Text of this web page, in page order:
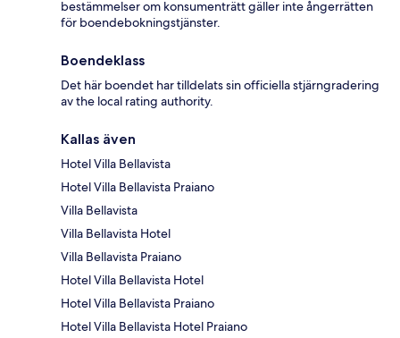
bestämmelser om konsumenträtt gäller inte ångerrätten
för boendebokningstjänster.
Boendeklass
Det här boendet har tilldelats sin officiella stjärngradering
av the local rating authority.
Kallas även
Hotel Villa Bellavista
Hotel Villa Bellavista Praiano
Villa Bellavista
Villa Bellavista Hotel
Villa Bellavista Praiano
Hotel Villa Bellavista Hotel
Hotel Villa Bellavista Praiano
Hotel Villa Bellavista Hotel Praiano